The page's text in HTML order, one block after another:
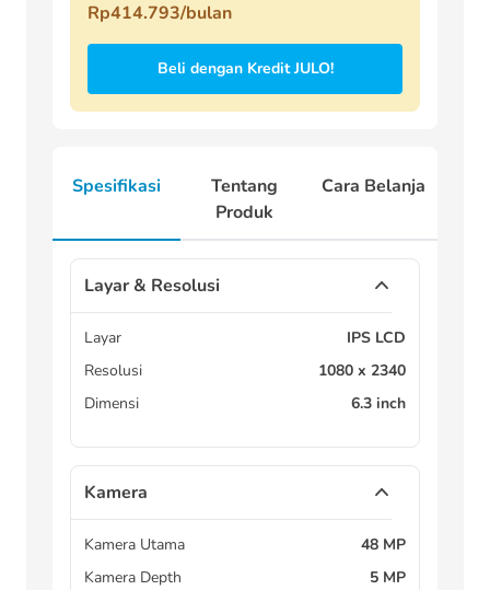
Rp414.793/bulan
Beli dengan Kredit JULO!
Spesifikasi
Tentang
Produk
Cara Belanja
Layar & Resolusi
Layar
IPS LCD
Resolusi
1080 x 2340
Dimensi
6.3 inch
Kamera
Kamera Utama
48 MP
Kamera Depth
5 MP